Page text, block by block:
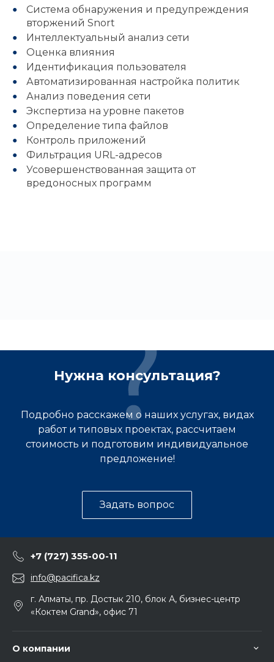
Система обнаружения и предупреждения
вторжений Snort
Интеллектуальный анализ сети
Оценка влияния
Идентификация пользователя
Автоматизированная настройка политик
Анализ поведения сети
Экспертиза на уровне пакетов
Определение типа файлов
Контроль приложений
Фильтрация URL-адресов
Усовершенствованная защита от
вредоносных программ
Нужна консультация?
Подробно расскажем о наших услугах, видах
работ и типовых проектах, рассчитаем
стоимость и подготовим индивидуальное
предложение!
Задать вопрос
+7 (727) 355-00-11
info@pacifica.kz
г. Алматы, пр. Достык 210, блок А, бизнес-центр
«Коктем Grand», офис 71
О компании